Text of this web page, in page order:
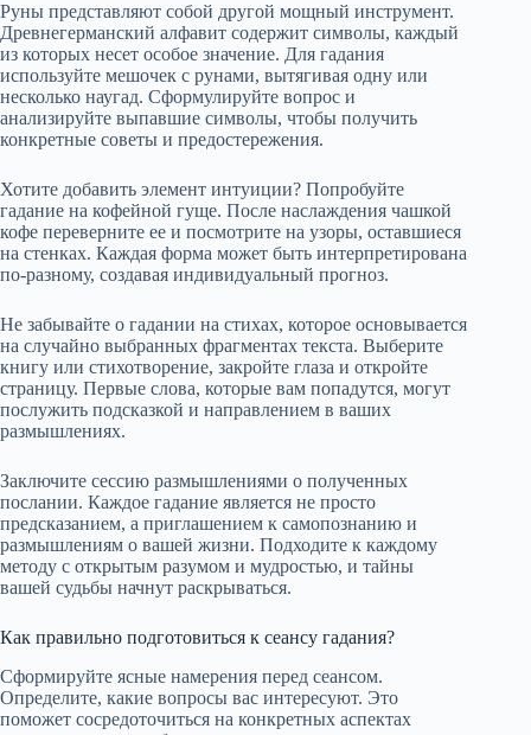
Руны представляют собой другой мощный инструмент.
Древнегерманский алфавит содержит символы, каждый
из которых несет особое значение. Для гадания
используйте мешочек с рунами, вытягивая одну или
несколько наугад. Сформулируйте вопрос и
анализируйте выпавшие символы, чтобы получить
конкретные советы и предостережения.
Хотите добавить элемент интуиции? Попробуйте
гадание на кофейной гуще. После наслаждения чашкой
кофе переверните ее и посмотрите на узоры, оставшиеся
на стенках. Каждая форма может быть интерпретирована
по-разному, создавая индивидуальный прогноз.
Не забывайте о гадании на стихах, которое основывается
на случайно выбранных фрагментах текста. Выберите
книгу или стихотворение, закройте глаза и откройте
страницу. Первые слова, которые вам попадутся, могут
послужить подсказкой и направлением в ваших
размышлениях.
Заключите сессию размышлениями о полученных
послании. Каждое гадание является не просто
предсказанием, а приглашением к самопознанию и
размышлениям о вашей жизни. Подходите к каждому
методу с открытым разумом и мудростью, и тайны
вашей судьбы начнут раскрываться.
Как правильно подготовиться к сеансу гадания?
Сформируйте ясные намерения перед сеансом.
Определите, какие вопросы вас интересуют. Это
поможет сосредоточиться на конкретных аспектах